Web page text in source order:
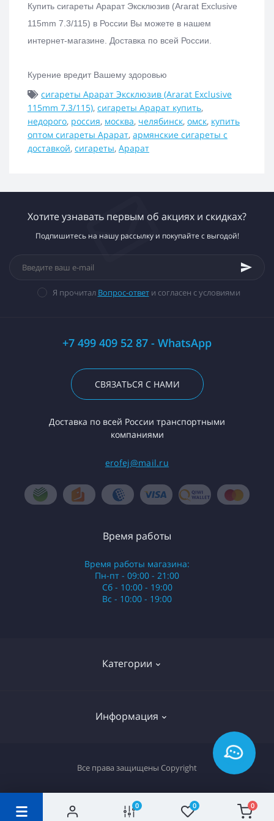
0 0 0
Купить сигареты Арарат Эксклюзив (Ararat Exclusive
115mm 7.3/115) в России Вы можете в нашем
интернет-магазине. Доставка по всей России.
Курение вредит Вашему здоровью
сигареты Арарат Эксклюзив (Ararat Exclusive
115mm 7.3/115), сигареты Арарат купить,
недорого, россия, москва, челябинск, омск, купить
оптом сигареты Арарат, армянские сигареты с
доставкой, сигареты, Арарат
Хотите узнавать первым об акциях и скидках?
Подпишитесь на нашу рассылку и покупайте с выгодой!
Я прочитал Вопрос-ответи согласен с условиями
+7 499 409 52 87 - WhatsApp
СВЯЗАТЬСЯ С НАМИ
Доставка по всей России транспортными
компаниями
erofej@mail.ru
Категории
Российские сигареты
Информация
Вопрос-ответ
Время работы
Время работы магазина:
Пн-пт - 09:00 - 21:00
Сб - 10:00 - 19:00
Вс - 10:00 - 19:00
Все права защищены Copyright